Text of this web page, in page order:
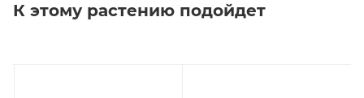
К этому растению подойдет